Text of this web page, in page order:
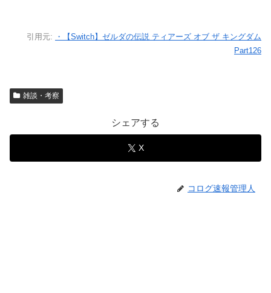
引用元:
・【Switch】ゼルダの伝説 ティアーズ オブ ザ キングダム
Part126
雑談・考察
シェアする
X
コログ速報管理人